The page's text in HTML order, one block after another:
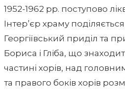
1952-1962 рр. поступово
Інтер’єр храму
Георгіївський приділ та
Бориса і Гліба, що
частині хорів, над
та правого боків хорів